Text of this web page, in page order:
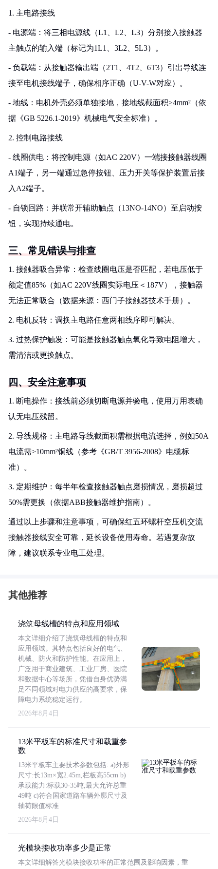
1. 主电路接线
- 电源端：将三相电源线（L1、L2、L3）分别接入接触器
主触点的输入端（标记为1L1、3L2、5L3）。
- 负载端：从接触器输出端（2T1、4T2、6T3）引出导线连
接至电机接线端子，确保相序正确（U-V-W对应）。
- 地线：电机外壳必须单独接地，接地线截面积≥4mm²（依
据《GB 5226.1-2019》机械电气安全标准）。
2. 控制电路接线
- 线圈供电：将控制电源（如AC 220V）一端接接触器线圈
A1端子，另一端通过急停按钮、压力开关等保护装置后接
入A2端子。
- 自锁回路：并联常开辅助触点（13NO-14NO）至启动按
钮，实现持续通电。
三、常见错误与排查
1. 接触器吸合异常：检查线圈电压是否匹配，若电压低于
额定值85%（如AC 220V线圈实际电压＜187V），接触器
无法正常吸合（数据来源：西门子接触器技术手册）。
2. 电机反转：调换主电路任意两相线序即可解决。
3. 过热保护触发：可能是接触器触点氧化导致电阻增大，
需清洁或更换触点。
四、安全注意事项
1. 断电操作：接线前必须切断电源并验电，使用万用表确
认无电压残留。
2. 导线规格：主电路导线截面积需根据电流选择，例如50A
电流需≥10mm²铜线（参考《GB/T 3956-2008》电缆标
准）。
3. 定期维护：每半年检查接触器触点磨损情况，磨损超过
50%需更换（依据ABB接触器维护指南）。
通过以上步骤和注意事项，可确保红五环螺杆空压机交流
接触器接线安全可靠，延长设备使用寿命。若遇复杂故
障，建议联系专业电工处理。
其他推荐
浇筑母线槽的特点和应用领域
本文详细介绍了浇筑母线槽的特点和
应用领域。其特点包括良好的电气、
机械、防火和防护性能。在应用上，
广泛用于商业建筑、工业厂房、医院
和数据中心等场所，凭借自身优势满
足不同领域对电力供应的高要求，保
障电力系统稳定运行。
2026年8月4日
13米平板车的标准尺寸和载重参
数
13米平板车主要技术参数包括: a)外形
尺寸:长13m×宽2.45m,栏板高55cm b)
承载能力:标载30-35吨,最大允许总重
49吨 c)符合国家道路车辆外廓尺寸及
轴荷限值标准
2026年8月4日
光模块接收功率多少是正常
本文详细解答光模块接收功率的正常范围及影响因素，重